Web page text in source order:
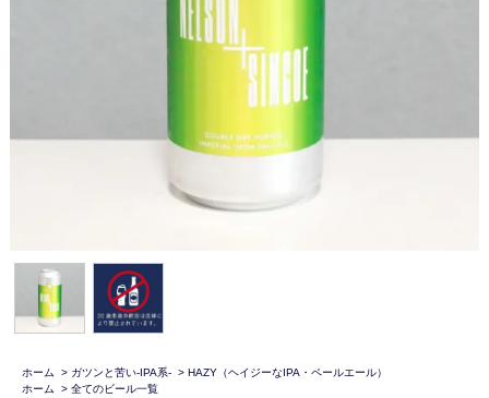
ホーム > ガツンと苦い-IPA系- > HAZY（ヘイジーなIPA・ペールエール）
ホーム
> 全てのビール一覧